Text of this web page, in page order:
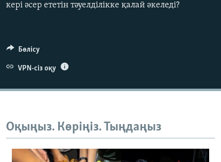
кері әсер ететін тәуелділікке қалай әкеледі?
Бөлісу
VPN-сіз оқу
Оқыңыз. Көріңіз. Тыңдаңыз